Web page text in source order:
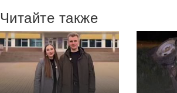
Читайте также